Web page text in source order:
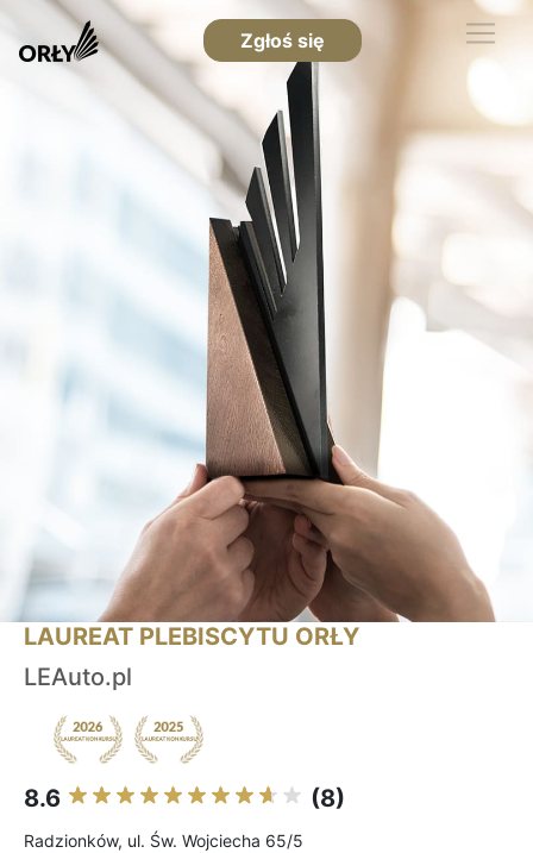
Zgłoś się
LAUREAT PLEBISCYTU ORŁY
LEAuto.pl
8.6 (8)
Radzionków, ul. Św. Wojciecha 65/5